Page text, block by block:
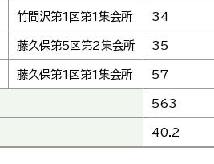
竹間沢第1区第1集会所 34
藤久保第5区第2集会所 35
藤久保第1区第1集会所 57
563
40.2